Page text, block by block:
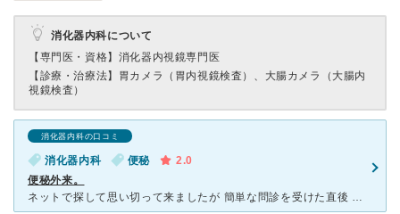
消化器内科について
【専門医・資格】 消化器内視鏡専門医
【診療・治療法】 胃カメラ（胃内視鏡検査）、大腸カメラ（大腸内
視鏡検査）
消化器内科の口コミ
消化器内科 便秘
2.0
便秘外来。
ネットで探して思い切って来ましたが 簡単な問診を受けた直後 規則正しい生活をするように。下剤出しておきます。 ↑これで終わりました。はーあ？？？涙 トボトボと受付に行き、私の落胆を